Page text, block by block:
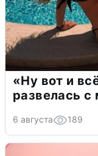
«Ну вот и
развелась
6 августа 189